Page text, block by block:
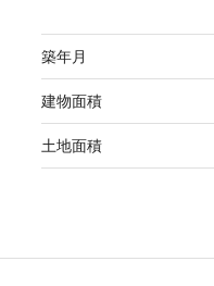
築年月
建物面積
土地面積